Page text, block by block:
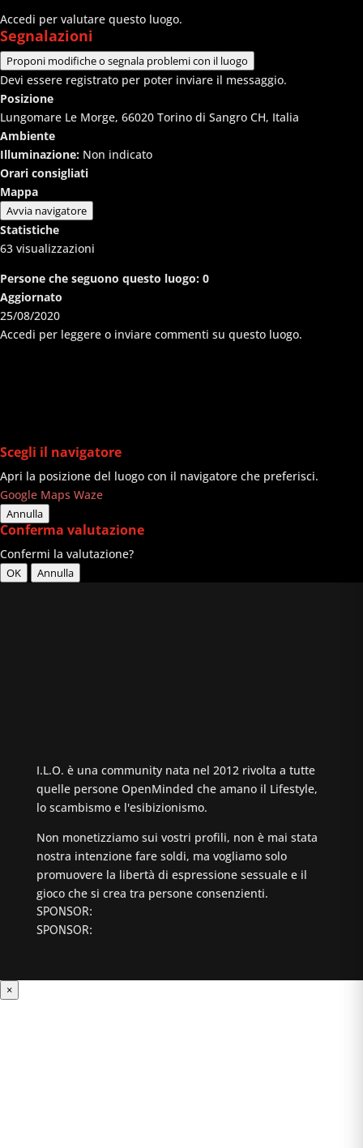
Accedi per valutare questo luogo.
Segnalazioni
Proponi modifiche o segnala problemi con il luogo
Devi essere registrato per poter inviare il messaggio.
Posizione
Lungomare Le Morge, 66020 Torino di Sangro CH, Italia
Ambiente
Illuminazione: Non indicato
Orari consigliati
Mappa
Avvia navigatore
Statistiche
63 visualizzazioni
Persone che seguono questo luogo: 0
Aggiornato
25/08/2020
Accedi per leggere o inviare commenti su questo luogo.
Scegli il navigatore
Apri la posizione del luogo con il navigatore che preferisci.
Google Maps Waze
Annulla
Conferma valutazione
Confermi la valutazione?
OK Annulla
I.L.O. è una community nata nel 2012 rivolta a tutte
quelle persone OpenMinded che amano il Lifestyle,
lo scambismo e l'esibizionismo.
Non monetizziamo sui vostri profili, non è mai stata
nostra intenzione fare soldi, ma vogliamo solo
promuovere la libertà di espressione sessuale e il
gioco che si crea tra persone consenzienti.
SPONSOR:
SPONSOR:
×